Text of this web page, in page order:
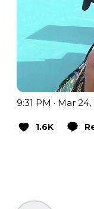
9:31 PM · Mar
1.6K